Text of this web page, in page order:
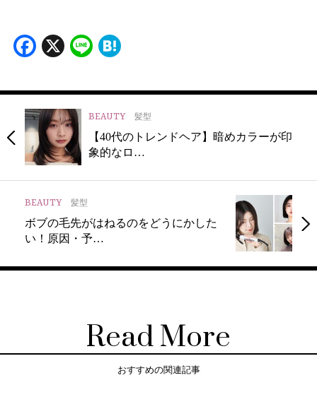
Facebook
X Line
BEAUTY 髪型
【40代のトレンドヘア】暗めカラーが印
象的なロ…
BEAUTY 髪型
ボブの毛先がはねるのをどうにかした
い！原因・予…
Read More
おすすめの関連記事